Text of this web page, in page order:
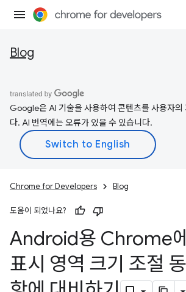
Blog
Google은 AI 기술을 사용하여 콘텐츠를 사용자의
다. AI 번역에는 오류가 있을 수 있습니다.
Chrome for Developers Blog
도움이 되었나요?
Android용 Chrome
표시 영역 크기 조절